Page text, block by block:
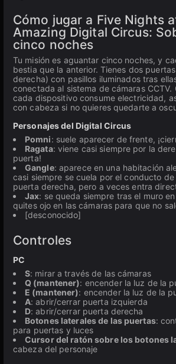
Cómo jugar a Five Nights
Amazing Digital Circus:
cinco noches
Tu misión es aguantar cinco noches, y
bestia que la anterior. Tienes dos
derecha) con pasillos iluminados tras
conectada al sistema de cámaras CCTV.
cada dispositivo consume electricidad,
con cabeza si no quieres quedarte a
Personajes del Digital Circus
Pomni: suele aparecer de frente,
Ragata: viene casi siempre por la
puerta!
Gangle: aparece en una habitación
casi siempre se cuela por el conducto
puerta derecha, pero a veces entra
Jax: se queda siempre tras el muro
quites ojo en las cámaras para que no
[desconocido]
Controles
PC
S: mirar a través de las cámaras
Q (mantener): encender la luz de la
E (mantener): encender la luz de la
A: abrir/cerrar puerta izquierda
D: abrir/cerrar puerta derecha
Botones laterales de las puertas:
para puertas y luces
Cursor del ratón sobre los botones
cabeza del personaje